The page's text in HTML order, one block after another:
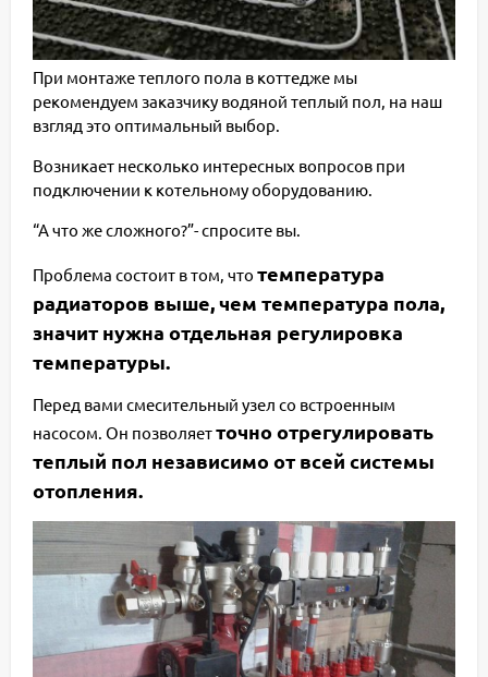
При монтаже теплого пола в коттедже мы
рекомендуем заказчику водяной теплый пол, на наш
взгляд это оптимальный выбор.
Возникает несколько интересных вопросов при
подключении к котельному оборудованию.
“А что же сложного?”- спросите вы.
Проблема состоит в том, что температура
радиаторов выше, чем температура пола,
значит нужна отдельная регулировка
температуры.
Перед вами смесительный узел со встроенным
насосом. Он позволяетточно отрегулировать
теплый пол независимо от всей системы
отопления.